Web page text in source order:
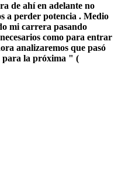
de ahí en adelante no
a perder potencia . Medio
mi carrera pasando
como para entrar
analizaremos que pasó
para la próxima " (